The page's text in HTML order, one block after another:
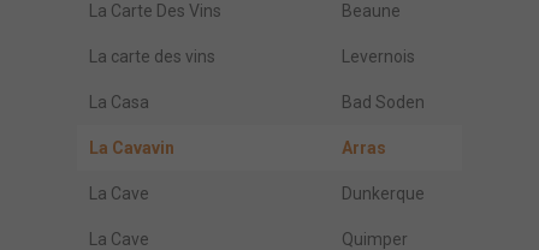
La Carte Des Vins Beaune
La carte des vins Levernois
La Casa Bad Soden
La Cavavin Arras
La Cave Dunkerque
La Cave Quimper